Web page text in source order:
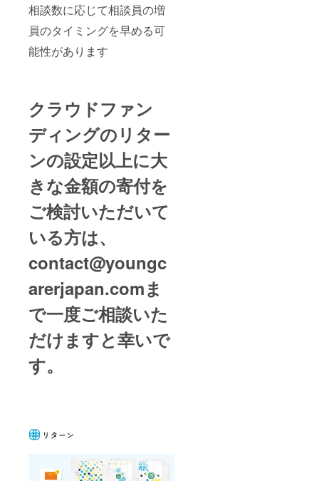
相談数に応じて相談員の増
員のタイミングを早める可
能性があります
クラウドファン
ディングのリター
ンの設定以上に大
きな金額の寄付を
ご検討いただいて
いる方は、
contact@youngc
arerjapan.comま
で一度ご相談いた
だけますと幸いで
す。